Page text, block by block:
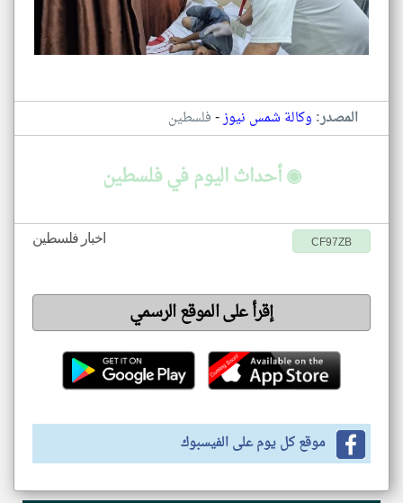
المصدر: وكالة شمس نيوز-فلسطين
◉ أحداث اليوم في فلسطين
اخبار فلسطين CF97ZB
إقرأ على الموقع الرسمي
موقع كل يوم على الفيسبوك